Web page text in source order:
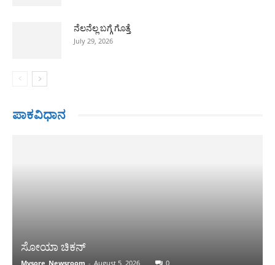
ನೆಲನೆಲ್ಲ ಬಗ್ಗೆ ಗೊತ್ತೆ
July 29, 2026
ಪಾಕವಿಧಾನ
ಸೋಯಾ ಚಿಕನ್
Mysore_Newsroom - August 5, 2026 0